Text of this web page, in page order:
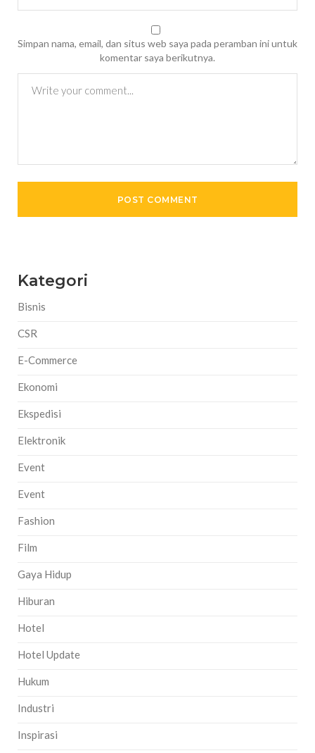
Simpan nama, email, dan situs web saya pada peramban ini untuk
komentar saya berikutnya.
Kategori
Bisnis
CSR
E-Commerce
Ekonomi
Ekspedisi
Elektronik
Event
Event
Fashion
Film
Gaya Hidup
Hiburan
Hotel
Hotel Update
Hukum
Industri
Inspirasi